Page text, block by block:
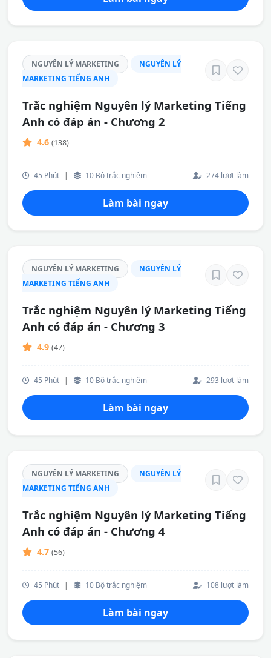
NGUYÊN LÝ MARKETING
NGUYÊN LÝ
MARKETING TIẾNG ANH
Trắc nghiệm Nguyên lý Marketing Tiếng
Anh có đáp án - Chương 2
4.6 (138)
45 Phút | 10 Bộ trắc nghiệm 274 lượt làm
Làm bài ngay
NGUYÊN LÝ MARKETING
NGUYÊN LÝ
MARKETING TIẾNG ANH
Trắc nghiệm Nguyên lý Marketing Tiếng
Anh có đáp án - Chương 3
4.9 (47)
45 Phút | 10 Bộ trắc nghiệm 293 lượt làm
Làm bài ngay
NGUYÊN LÝ MARKETING
NGUYÊN LÝ
MARKETING TIẾNG ANH
Trắc nghiệm Nguyên lý Marketing Tiếng
Anh có đáp án - Chương 4
4.7 (56)
45 Phút | 10 Bộ trắc nghiệm 108 lượt làm
Làm bài ngay